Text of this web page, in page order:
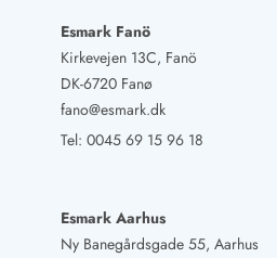
Esmark Fanö
Kirkevejen 13C, Fanö
DK-6720 Fanø
fano@esmark.dk
Tel: 0045 69 15 96 18
Esmark Aarhus
Ny Banegårdsgade 55, Aarhus